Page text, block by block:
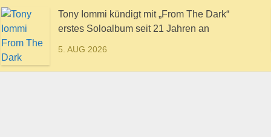
Tony Iommi kündigt mit „From The Dark“
erstes Soloalbum seit 21 Jahren an
5. AUG 2026